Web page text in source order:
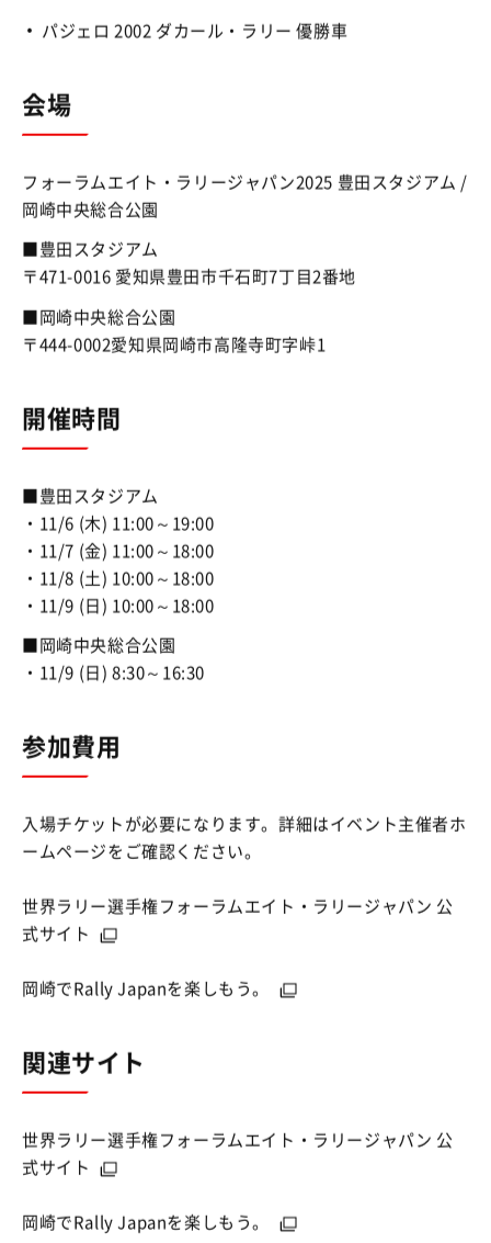
パジェロ 2002 ダカール・ラリー 優勝車
会場
フォーラムエイト・ラリージャパン2025 豊田スタジアム /
岡崎中央総合公園
■豊田スタジアム
〒471-0016 愛知県豊田市千石町7丁目2番地
■岡崎中央総合公園
〒444-0002愛知県岡崎市高隆寺町字峠1
開催時間
■豊田スタジアム
・11/6 (木) 11:00～19:00
・11/7 (金) 11:00～18:00
・11/8 (土) 10:00～18:00
・11/9 (日) 10:00～18:00
■岡崎中央総合公園
・11/9 (日) 8:30～16:30
参加費用
入場チケットが必要になります。詳細はイベント主催者ホ
ームページをご確認ください。
世界ラリー選手権フォーラムエイト・ラリージャパン 公
式サイト
岡崎でRally Japanを楽しもう。
関連サイト
世界ラリー選手権フォーラムエイト・ラリージャパン 公
式サイト
岡崎でRally Japanを楽しもう。